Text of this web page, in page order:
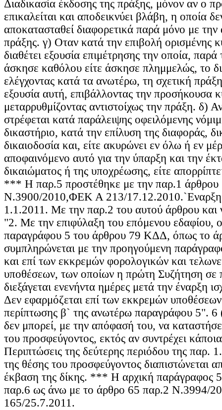
Διαδικασία έκδοσης της πράξης, μόνον αν ο
επικαλείται και αποδεικνύει βλάβη, η οποία
αποκατασταθεί διαφορετικά παρά μόνο με
πράξης. γ) Οταν κατά την επιβολή ορισμένης
διαθέτει εξουσία επιμέτρησης την οποία, παρά
άσκησε καθόλου είτε άσκησε πλημμελώς, το
ελέγχοντας κατά τα ανωτέρω, τη σχετική
εξουσία αυτή, επιβάλλοντας την προσήκουσα
μεταρρυθμίζοντας αντιστοίχως την πράξη. δ)
στρέφεται κατά παράλειψης οφειλόμενης
δικαστήριο, κατά την επίλυση της διαφοράς,
δικαιοδοσία και, είτε ακυρώνει εν όλω ή εν
αποφαινόμενο αυτό για την ύπαρξη και την
δικαιώματος ή της υποχρέωσης, είτε
*** Η παρ.5 προστέθηκε με την παρ.1 άρθρου
Ν.3900/2010,ΦΕΚ Α 213/17.12.2010.`Εναρξη
1.1.2011. Με την παρ.2 του αυτού άρθρου και
"2. Με την επιφύλαξη του επόμενου εδαφίου,
παραγράφου 5 του άρθρου 79 ΚΔΔ, όπως το
συμπληρώνεται με την προηγούμενη
και επί των εκκρεμών φορολογικών και
υποθέσεων, των οποίων η πρώτη Συζήτηση σε
διεξάγεται ενενήντα ημέρες μετά την έναρξη
Δεν εφαρμόζεται επί των εκκρεμών
περίπτωσης β` της ανωτέρω παραγράφου 5". 6
δεν μπορεί, με την απόφασή του, να
του προσφεύγοντος, εκτός αν συντρέχει
Περιπτώσεις της δεύτερης περιόδου της παρ.
της θέσης του προσφεύγοντος διαπιστώνεται
έκβαση της δίκης. *** Η αρχική παράγραφος
παρ.6 ως άνω με το άρθρο 65 παρ.2 Ν.3994/
165/25.7.2011.